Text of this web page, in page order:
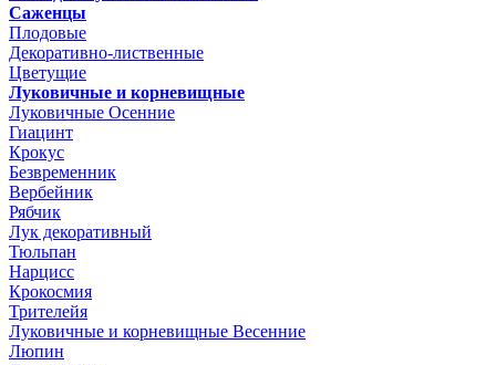
Саженцы
Плодовые
Декоративно-лиственные
Цветущие
Луковичные и корневищные
Луковичные Осенние
Гиацинт
Крокус
Безвременник
Вербейник
Рябчик
Лук декоративный
Тюльпан
Нарцисс
Крокосмия
Трителейя
Луковичные и корневищные Весенние
Люпин